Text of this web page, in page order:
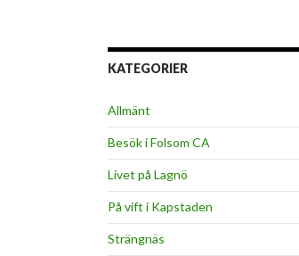
KATEGORIER
Allmänt
Besök i Folsom CA
Livet på Lagnö
På vift i Kapstaden
Strängnäs